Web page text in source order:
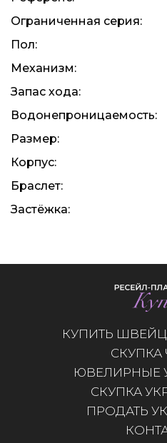
Ограниченная серия:
Пол:
Механизм:
Запас хода:
Водонепроницаемость:
Размер:
Корпус:
Браслет:
Застёжка:
КУПИТЬ
СКУПКА
ЮВЕЛИРНЫЕ
СКУПКА
ПРОДАТЬ